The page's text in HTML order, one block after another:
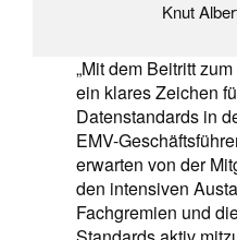
Knut
„Mit dem Beitritt
ein klares Zeichen
Datenstandards in
EMV-
erwarten von der
den intensiven
Fachgremien und